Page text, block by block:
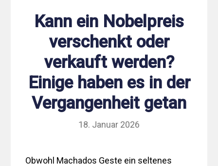
Kann ein Nobelpreis
verschenkt oder
verkauft werden?
Einige haben es in der
Vergangenheit getan
18. Januar 2026
Obwohl Machados Geste ein seltenes